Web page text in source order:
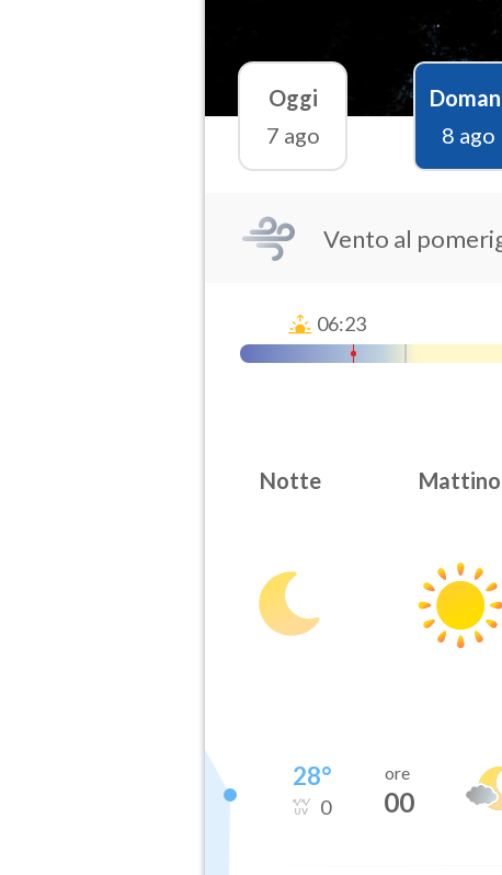
Oggi
7 ago
8 ago
Vento al
06:23
Notte Mattino
28°
0
ore
00